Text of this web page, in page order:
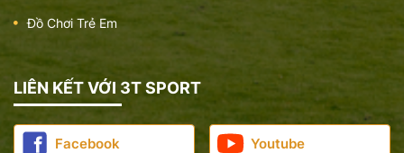
Đồ Chơi Trẻ Em
LIÊN KẾT VỚI 3T SPORT
Facebook Youtube